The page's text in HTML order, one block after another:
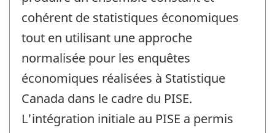
cohérent de statistiques économiques
tout en utilisant une approche
normalisée pour les enquêtes
économiques réalisées à Statistique
Canada dans le cadre du PISE.
L'intégration initiale au PISE a permis